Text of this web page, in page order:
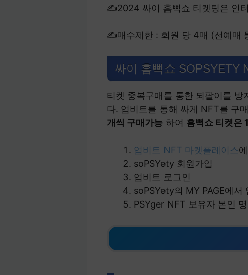
✍2024 싸이 흠뻑쇼 티켓팅은 인
✍매수제한 : 회원 당 4매 (선예매
싸이 흠뻑쇼 SOPSYETY
티켓 중복구매를 통한 되팔이를
다. 업비트를 통해 싸게 NFT를 구
개씩 구매가능 하여 흠뻑쇼 티켓은
업비트 NFT 마켓플레이스
soPSYety 회원가입
업비트 로그인
soPSYety의 MY PAGE에
PSYger NFT 보유자 본인